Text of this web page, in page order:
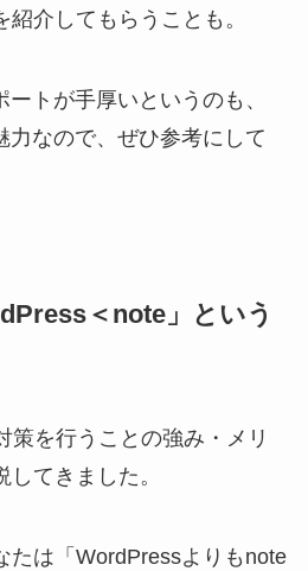
介してもらうことも。
トが手厚いというのも、
力なので、ぜひ参考にして
＜note」という
策を行うことの強み・メリ
てきました。
たは「WordPressよりもnote